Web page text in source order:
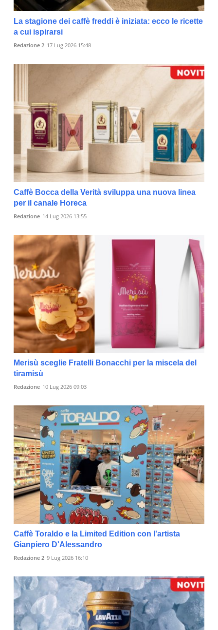
La stagione dei caffè freddi è iniziata: ecco le ricette
a cui ispirarsi
Redazione 2 17 Lug 2026 15:48
Caffè Bocca della Verità sviluppa una nuova linea
per il canale Horeca
Redazione 14 Lug 2026 13:55
Merisù sceglie Fratelli Bonacchi per la miscela del
tiramisù
Redazione 10 Lug 2026 09:03
Caffè Toraldo e la Limited Edition con l'artista
Gianpiero D'Alessandro
Redazione 2 9 Lug 2026 16:10